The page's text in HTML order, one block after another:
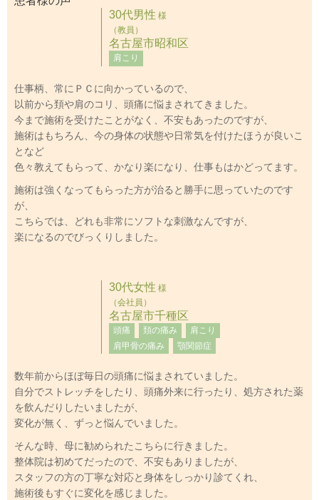
30代男性 様
（教員）
名古屋市昭和区
肩こり
仕事柄、常にＰＣに向かっているので、
以前から頚や肩のコリ、頭痛に悩まされてきました。
今まで施術を受けたことがなく、不安もあったのですが、
施術はもちろん、今の身体の状態や日常気を付けたほうが良いこ
となど
色々教えてもらって、かなり楽になり、仕事もはかどってます。
施術は強くなってもらった方が治ると勝手に思っていたのです
が、
こちらでは、どれも非常にソフトな刺激なんですが、
楽になるのでびっくりしました。
30代女性 様
（会社員）
名古屋市千種区
頭痛 頚の痛み
肩こり
肩甲骨の痛み
顎関節症
数年前からほぼ毎日の頭痛に悩まされていました。
自分でストレッチをしたり、頭痛外来に行ったり、処方された薬
を飲んだりしたいましたが、
変化が無く、ずっと悩んでいました。
そんな時、母に勧められたこちらに行きました。
整体院は初めてだったので、不安もありましたが、
スタッフの方の丁寧な対応と身体をしっかり診てくれ、
施術後もすぐに変化を感じました。